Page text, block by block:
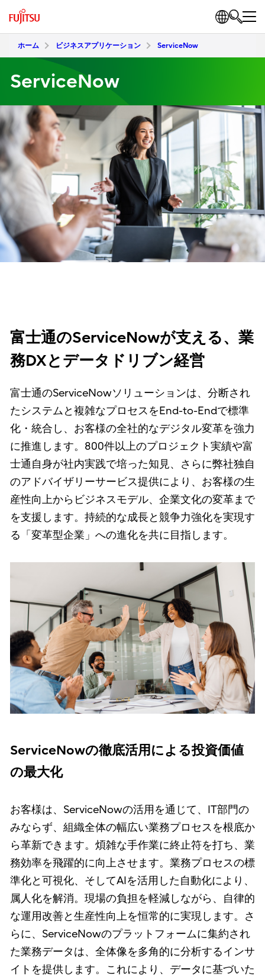
ホーム ビジネスアプリケーション ServiceNow
ServiceNow
富士通のServiceNowが支える、業
務DXとデータドリブン経営
富士通のServiceNowソリューションは、分断され
たシステムと複雑なプロセスをEnd-to-Endで標準
化・統合し、お客様の全社的なデジタル変革を強力
に推進します。800件以上のプロジェクト実績や富
士通自身が社内実践で培った知見、さらに弊社独自
のアドバイザリーサービス提供により、お客様の生
産性向上からビジネスモデル、企業文化の変革まで
を支援します。持続的な成長と競争力強化を実現す
る「変革型企業」への進化を共に目指します。
ServiceNowの徹底活用による投資価値
の最大化
お客様は、ServiceNowの活用を通じて、IT部門の
みならず、組織全体の幅広い業務プロセスを根底か
ら革新できます。煩雑な手作業に終止符を打ち、業
務効率を飛躍的に向上させます。業務プロセスの標
準化と可視化、そしてAIを活用した自動化により、
属人化を解消。現場の負担を軽減しながら、自律的
な運用改善と生産性向上を恒常的に実現します。さ
らに、ServiceNowのプラットフォームに集約され
た業務データは、全体像を多角的に分析するインサ
イトを提供します。これにより、データに基づいた